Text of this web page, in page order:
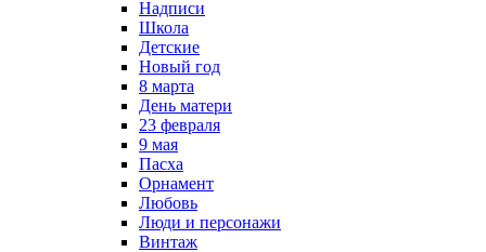
Надписи
Школа
Детские
Новый год
8 марта
День матери
23 февраля
9 мая
Пасха
Орнамент
Любовь
Люди и персонажи
Винтаж